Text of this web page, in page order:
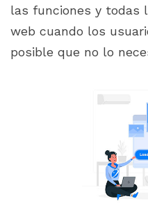
las funciones y todas
web cuando los
posible que no lo